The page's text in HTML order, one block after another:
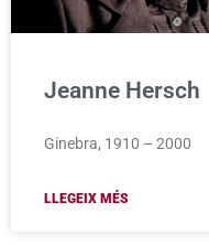
Jeanne Hersch
Ginebra, 1910 – 2000
LLEGEIX MÉS